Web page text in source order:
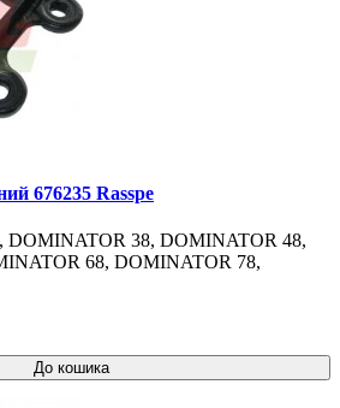
676235 Rasspe
38, DOMINATOR 48,
68, DOMINATOR 78,
До кошика